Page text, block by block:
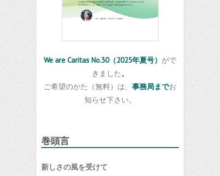
We are Caritas No.30（2025年夏号） がで
きました。
ご希望のかた（無料）は、 事務局までお
知らせ下さい。
巻頭言
新しさの風を受けて